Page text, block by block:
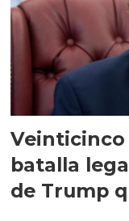
batalla
de Trump